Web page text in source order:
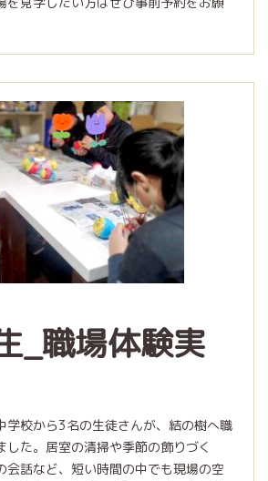
_職場体験実
学校から3名の生徒さんが、結の樹へ職
した。居室の清掃や季節の飾りづく
会話など、短い時間の中でも現場の空